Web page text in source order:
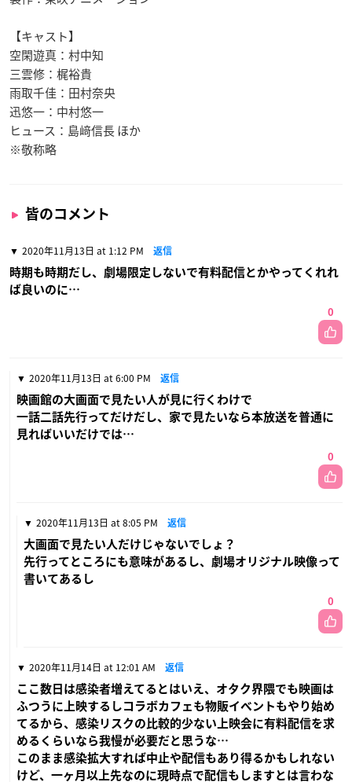
【キャスト】
空閑遊真：村中知
三雲修：梶裕貴
雨取千佳：田村奈央
迅悠一：中村悠一
ヒュース：島﨑信長 ほか
※敬称略
皆のコメント
2020年11月13日 at 1:12 PM 返信
時期も時期だし、劇場限定しないで有料配信とかやってくれれ
ば良いのに…
0
2020年11月13日 at 6:00 PM 返信
映画館の大画面で見たい人が見に行くわけで
一話二話先行ってだけだし、家で見たいなら本放送を普通に
見ればいいだけでは…
0
2020年11月13日 at 8:05 PM 返信
大画面で見たい人だけじゃないでしょ？
先行ってところにも意味があるし、劇場オリジナル映像って
書いてあるし
0
2020年11月14日 at 12:01 AM 返信
ここ数日は感染者増えてるとはいえ、オタク界隈でも映画は
ふつうに上映するしコラボカフェも物販イベントもやり始め
てるから、感染リスクの比較的少ない上映会に有料配信を求
めるくらいなら我慢が必要だと思うな…
このまま感染拡大すれば中止や配信もあり得るかもしれない
けど、一ヶ月以上先なのに現時点で配信もしますとは言わな